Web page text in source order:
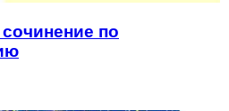
по